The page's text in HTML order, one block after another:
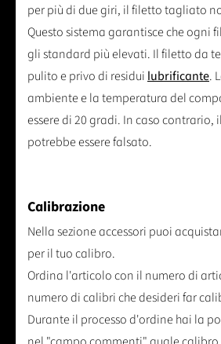
per più di due giri, il filetto tagliato
Questo sistema garantisce che ogni
gli standard più elevati. Il filetto da
pulito e privo di residui lubrificante.
ambiente e la temperatura del
essere di 20 gradi. In caso contrario,
potrebbe essere falsato.
Calibrazione
Nella sezione accessori puoi
per il tuo calibro.
Ordina l'articolo con il numero di
numero di calibri che desideri far
Durante il processo d'ordine hai la